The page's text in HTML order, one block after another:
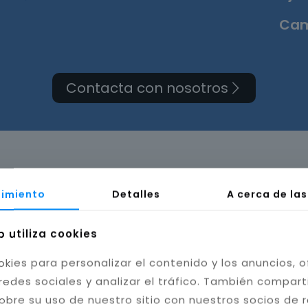
Contacta con nosotros
de cuarto de baño
Detalles A cerca de
utiliza cookies
para personalizar el contenido y los anuncios,
sociales y analizar el tráfico. También
su uso de nuestro sitio con nuestros socios de